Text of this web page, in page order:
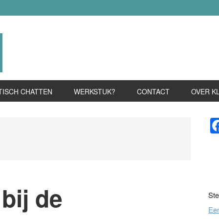
CHATTEN WERKSTUK? CONTACT OVER
de